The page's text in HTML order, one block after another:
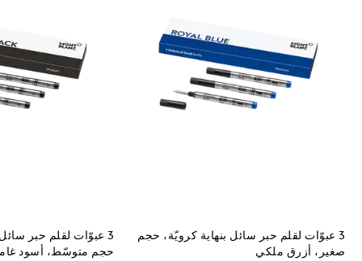
3 عبوّات لقلم حبر
حجم متوسّط، أسود
3 عبوّات لقلم حبر سائل بنهاية كرويّة، حجم
صغير، أزرق ملكي